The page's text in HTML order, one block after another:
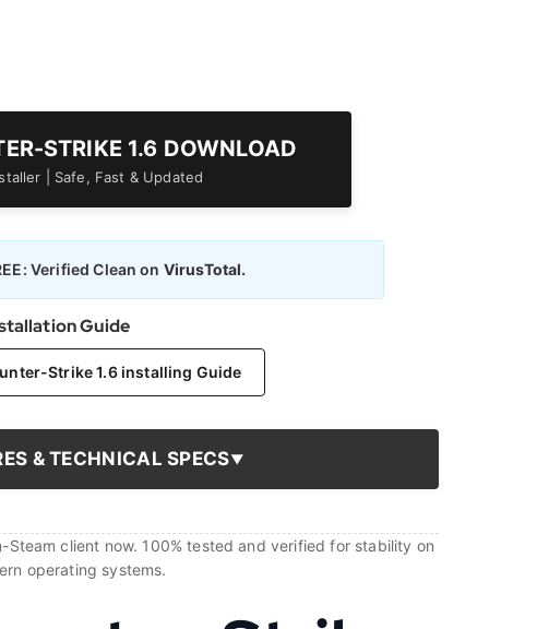
STRIKE 1.6 DOWNLOAD
| Safe, Fast & Updated
Verified Clean on VirusTotal.
Guide
Strike 1.6 installing Guide
& TECHNICAL SPECS
client now. 100% tested and verified for stability on
operating systems.